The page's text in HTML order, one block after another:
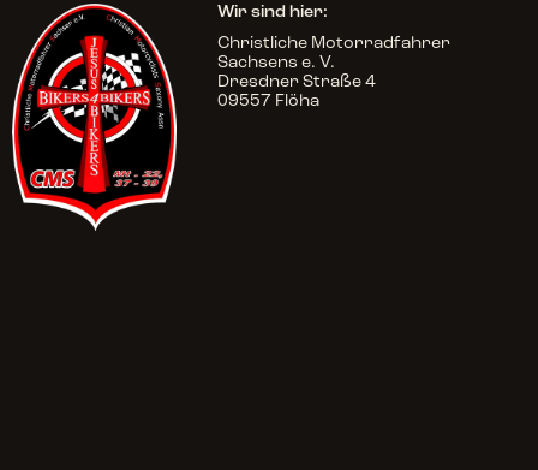
Wir sind hier:
Christliche Motorradfahrer
Sachsens e. V.
Dresdner Straße 4
09557 Flöha